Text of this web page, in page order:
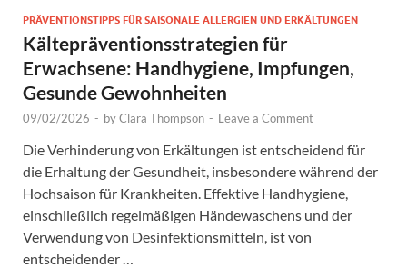
PRÄVENTIONSTIPPS FÜR SAISONALE ALLERGIEN UND ERKÄLTUNGEN
Kältepräventionsstrategien für
Erwachsene: Handhygiene, Impfungen,
Gesunde Gewohnheiten
09/02/2026 - byClara Thompson - Leave a Comment
Die Verhinderung von Erkältungen ist entscheidend für
die Erhaltung der Gesundheit, insbesondere während der
Hochsaison für Krankheiten. Effektive Handhygiene,
einschließlich regelmäßigen Händewaschens und der
Verwendung von Desinfektionsmitteln, ist von
entscheidender …